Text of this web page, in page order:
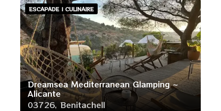
ESCAPADE | CULINAIRE
Dreamsea Mediterranean Glamping ~
Alicante
03726, Benitachell